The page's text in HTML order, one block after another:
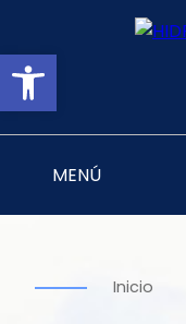
Abrir
MENÚ
Inicio